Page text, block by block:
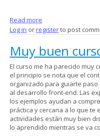
Read more
Log in orregisterto post
Muy buen
El curso me ha parecido muy
el principio se nota que el
organizado para guiarte
al desarrollo front-end. Las
los ejemplos ayudan a
práctica y cercana a lo que te
actividades están muy bien
lo aprendido mientras se va